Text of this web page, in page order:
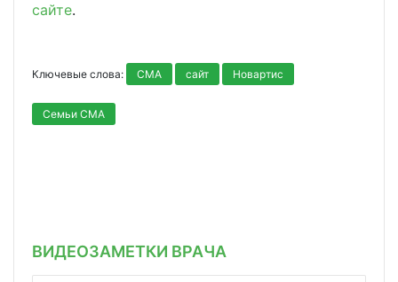
сайте.
Ключевые слова: СМА сайт Новартис
Семьи СМА
ВИДЕОЗАМЕТКИ ВРАЧА